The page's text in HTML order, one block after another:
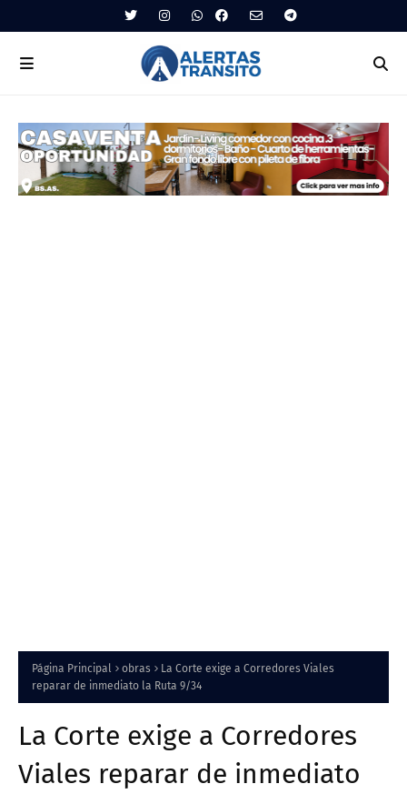
Página Principal obras
La Corte exige a Corredores Viales
reparar de inmediato la Ruta 9/34
La Corte exige a Corredores
Viales reparar de inmediato